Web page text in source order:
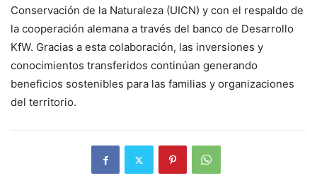
Conservación de la Naturaleza (UICN) y con el respaldo de
la cooperación alemana a través del banco de Desarrollo
KfW. Gracias a esta colaboración, las inversiones y
conocimientos transferidos continúan generando
beneficios sostenibles para las familias y organizaciones
del territorio.